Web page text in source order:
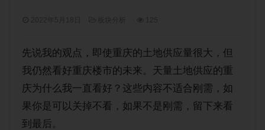
购房经验
先说我的观点，即使重庆的土地供应量很大，但
我仍然看好重庆楼市的未来。天量土地供应的重
庆为什么我一直看好？这些内容不适合刚需，如
果你是可以关掉不看，如果不是刚需，留下来看
到最后。